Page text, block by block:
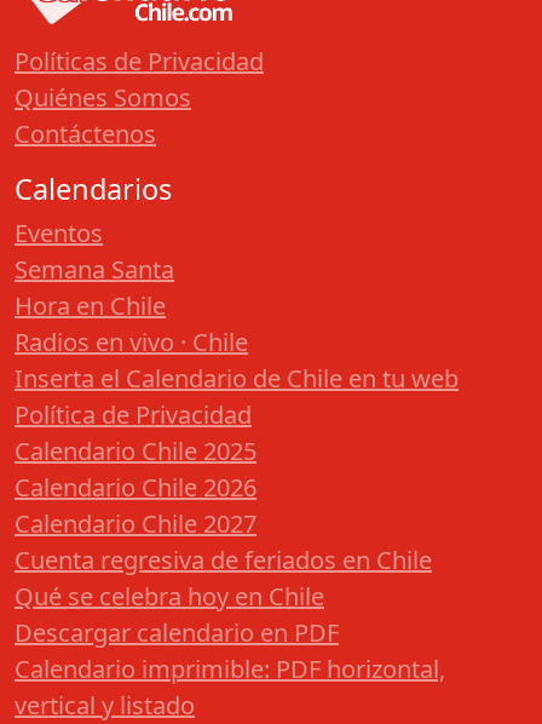
Políticas de Privacidad
Quiénes Somos
Contáctenos
Calendarios
Eventos
Semana Santa
Hora en Chile
Radios en vivo · Chile
Inserta el Calendario de Chile en tu web
Política de Privacidad
Calendario Chile 2025
Calendario Chile 2026
Calendario Chile 2027
Cuenta regresiva de feriados en Chile
Qué se celebra hoy en Chile
Descargar calendario en PDF
Calendario imprimible: PDF horizontal,
vertical y listado